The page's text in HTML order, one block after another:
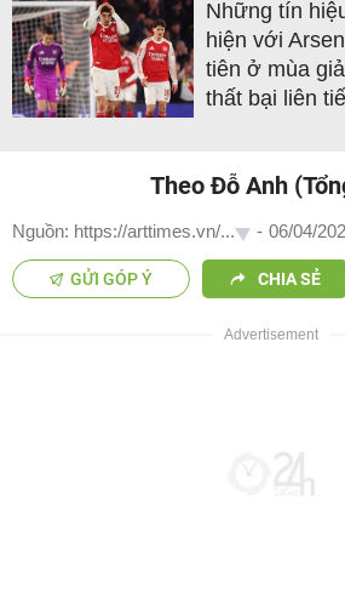
Những tín
hiện với
tiên ở mùa
thất bại liên
Theo Đỗ Anh
Nguồn: https://arttimes.vn/... - 06/04/
GỬI GÓP Ý CHIA SẺ